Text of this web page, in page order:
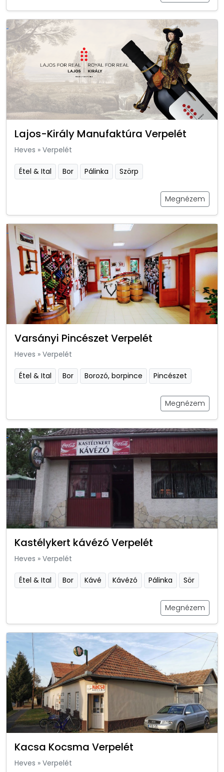
Lajos-Király Manufaktúra Verpelét
Heves » Verpelét
Étel & Ital Bor Pálinka Szörp
Megnézem
Varsányi Pincészet Verpelét
Heves » Verpelét
Étel & Ital Bor Borozó, borpince Pincészet
Megnézem
Kastélykert kávézó Verpelét
Heves » Verpelét
Étel & Ital Bor Kávé Kávézó Pálinka Sör
Megnézem
Kacsa Kocsma Verpelét
Heves » Verpelét